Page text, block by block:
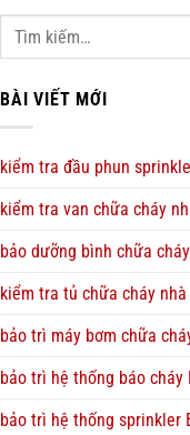
BÀI VIẾT MỚI
kiểm tra đầu phun
kiểm tra van chữa cháy
bảo dưỡng bình chữa
kiểm tra tủ chữa cháy
bảo trì máy bơm chữa
bảo trì hệ thống báo cháy
bảo trì hệ thống sprinkler